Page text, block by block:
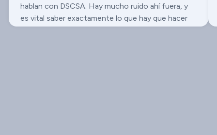
hablan con DSCSA. Hay mucho ruido ahí fuera, y
es vital saber exactamente lo que hay que hacer